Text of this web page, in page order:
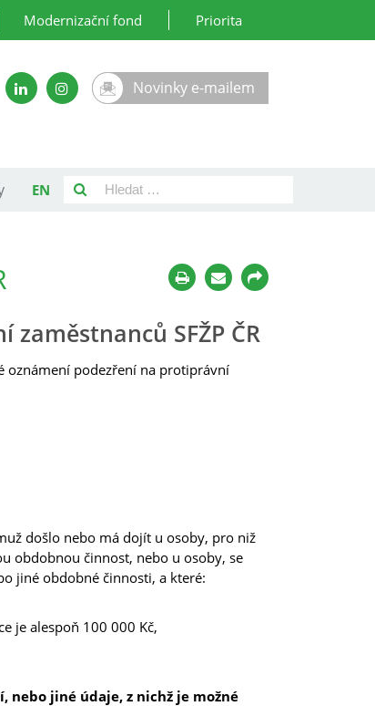
Modernizační fond Priorita
Novinky e-mailem
EN
SFŽP ČR
oznámení podezření na protiprávní
došlo nebo má dojít u osoby, pro niž
obdobnou činnost, nebo u osoby, se
jiné obdobné činnosti, a které:
je alespoň 100 000 Kč,
nebo jiné údaje, z nichž je možné